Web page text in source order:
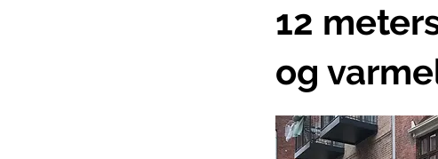
12
og